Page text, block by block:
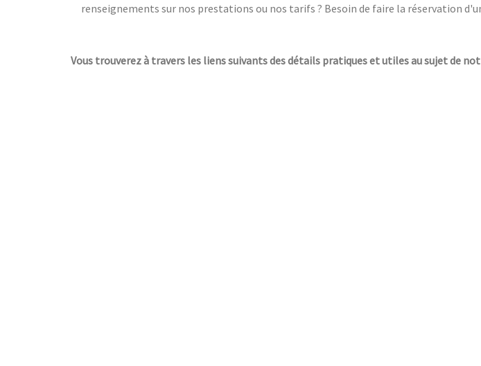
renseignements sur nos prestations ou nos tarifs ? Besoin de faire la réservation
Vous trouverez à travers les liens suivants des détails pratiques et utiles au sujet de